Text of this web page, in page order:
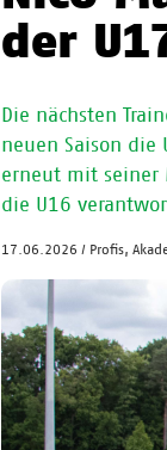
der
Die nächsten
neuen Saison die
erneut mit seiner
die U16
17.06.2026 / Profis,